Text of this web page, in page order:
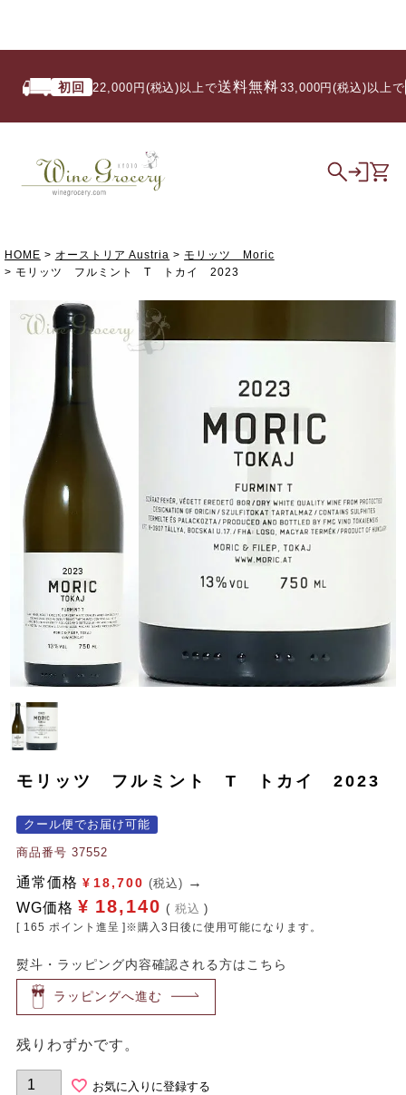
初回 22,000円(税込)以上で送料無料/ 33,000円(税込)以上で い
HOME オーストリア Austria
モリッツ Moric
モリッツ フルミント T トカイ 2023
モリッツ フルミント T トカイ 2023
クール便でお届け可能
商品番号 37552
通常価格 ¥ 18,700 (税込)
WG価格 ¥ 18,140 税込
[ 165 ポイント進呈 ]※購入3日後に使用可能になります。
熨斗・ラッピング内容確認される方はこちら
ラッピングへ進む
残りわずかです。
お気に入りに登録する